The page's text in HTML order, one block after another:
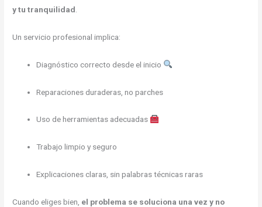
y tu tranquilidad
Un servicio profesional implica:
Diagnóstico correcto desde el inicio
Reparaciones duraderas, no parches
Uso de herramientas adecuadas
Trabajo limpio y seguro
Explicaciones claras, sin palabras técnicas raras
Cuando eliges bien, el problema se soluciona una vez y no